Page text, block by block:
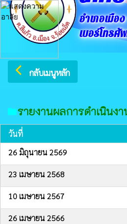
อำเภอเมือ
เบอร์โทร
arrow_back_ios กลับเมนูหลัก
folderรายงานผลการดำเนินง
วันที่
26 มิถุนายน 2569
23 เมษายน 2568
10 เมษายน 2567
26 เมษายน 2566